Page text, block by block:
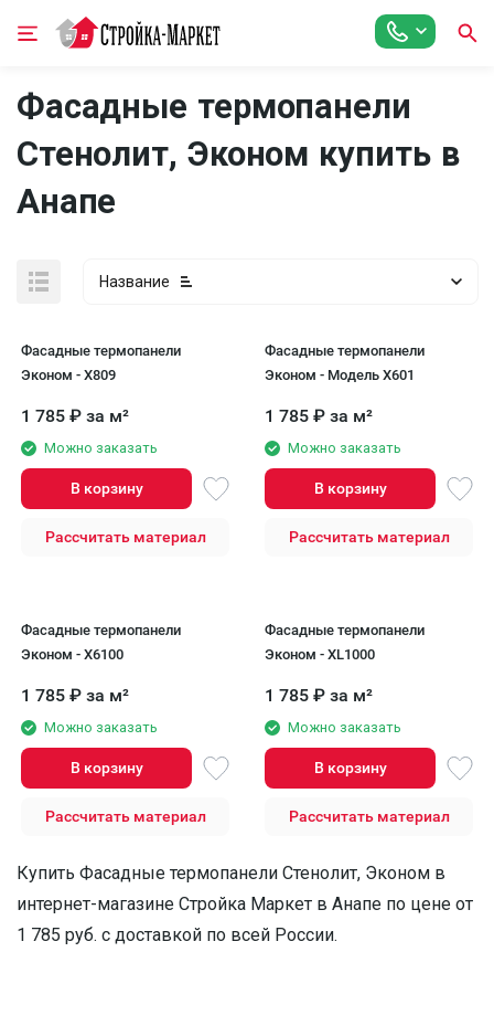
Фасадные термопанели
Стенолит, Эконом купить в
Анапе
Название
Фасадные термопанели
Эконом - X809
1 785 ₽ за м²
Можно заказать
В корзину
Рассчитать материал
Фасадные термопанели
Эконом - Модель X601
1 785 ₽ за м²
Можно заказать
В корзину
Рассчитать материал
Фасадные термопанели
Эконом - X6100
1 785 ₽ за м²
Можно заказать
В корзину
Рассчитать материал
Фасадные термопанели
Эконом - XL1000
1 785 ₽ за м²
Можно заказать
В корзину
Рассчитать материал
Купить Фасадные термопанели Стенолит, Эконом в
интернет-магазине Стройка Маркет в Анапе по цене от
1 785 руб. с доставкой по всей России.